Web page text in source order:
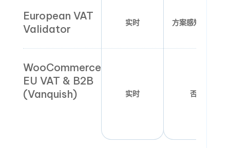
European VAT
Validator
实时 方案感知逻辑
WooCommerce
EU VAT & B2B
(Vanquish)
实时 否